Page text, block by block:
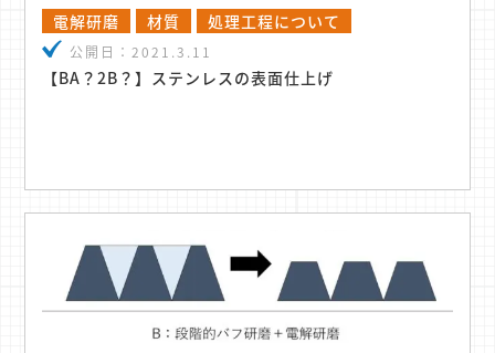
電解研磨 材質 処理工程について
公開日：2021.3.11
【BA？2B？】ステンレスの表面仕上げ